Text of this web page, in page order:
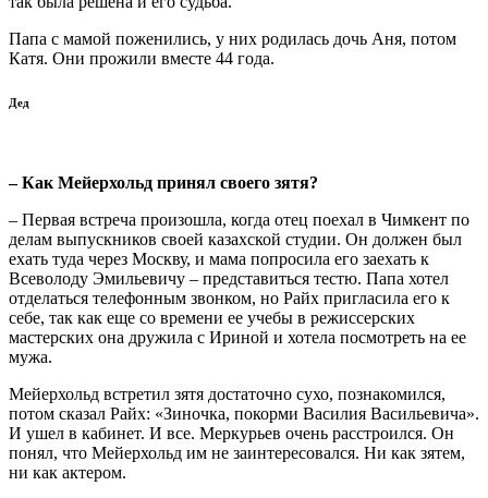
Папа с мамой поженились, у них родилась дочь Аня, потом
Катя. Они прожили вместе 44 года.
Дед
– Как Мейерхольд принял своего зятя?
– Первая встреча произошла, когда отец поехал в Чимкент по
делам выпускников своей казахской студии. Он должен был
ехать туда через Москву, и мама попросила его заехать к
Всеволоду Эмильевичу – представиться тестю. Папа хотел
отделаться телефонным звонком, но Райх пригласила его к
себе, так как еще со времени ее учебы в режиссерских
мастерских она дружила с Ириной и хотела посмотреть на ее
мужа.
Мейерхольд встретил зятя достаточно сухо, познакомился,
потом сказал Райх: «Зиночка, покорми Василия Васильевича».
И ушел в кабинет. И все. Меркурьев очень расстроился. Он
понял, что Мейерхольд им не заинтересовался. Ни как зятем,
ни как актером.